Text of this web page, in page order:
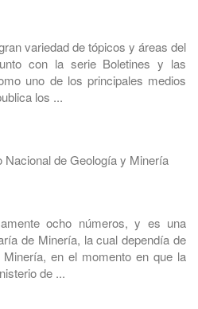
variedad de tópicos y áreas del
con la serie Boletines y las
uno de los principales medios
los ...
Nacional de Geología y Minería
ocho números, y es una
de Minería, la cual dependía de
en el momento en que la
de ...